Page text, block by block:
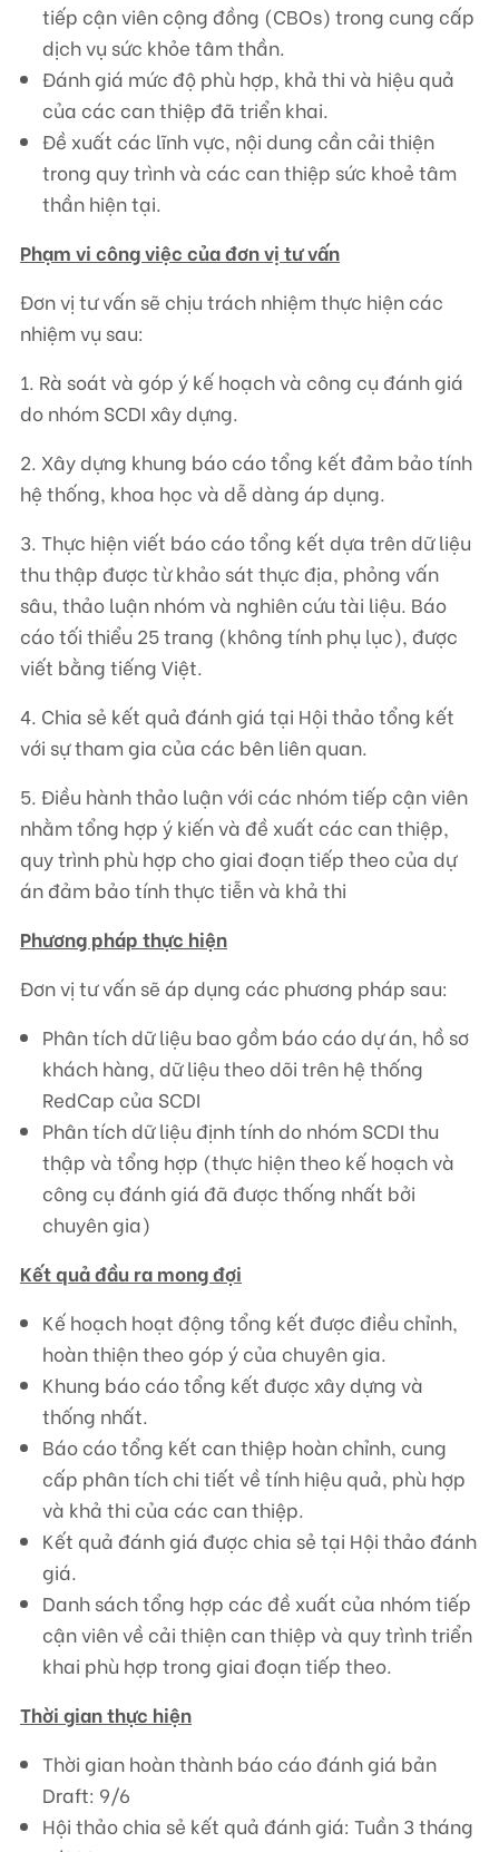
tiếp cận viên cộng đồng (CBOs) trong cung cấp
dịch vụ sức khỏe tâm thần.
Đánh giá mức độ phù hợp, khả thi và hiệu quả
của các can thiệp đã triển khai.
Đề xuất các lĩnh vực, nội dung cần cải thiện
trong quy trình và các can thiệp sức khoẻ tâm
thần hiện tại.
Phạm vi công việc của đơn vị tư vấn
Đơn vị tư vấn sẽ chịu trách nhiệm thực hiện các
nhiệm vụ sau:
1. Rà soát và góp ý kế hoạch và công cụ đánh giá
do nhóm SCDI xây dựng.
2. Xây dựng khung báo cáo tổng kết đảm bảo tính
hệ thống, khoa học và dễ dàng áp dụng.
3. Thực hiện viết báo cáo tổng kết dựa trên dữ liệu
thu thập được từ khảo sát thực địa, phỏng vấn
sâu, thảo luận nhóm và nghiên cứu tài liệu. Báo
cáo tối thiểu 25 trang (không tính phụ lục), được
viết bằng tiếng Việt.
4. Chia sẻ kết quả đánh giá tại Hội thảo tổng kết
với sự tham gia của các bên liên quan.
5. Điều hành thảo luận với các nhóm tiếp cận viên
nhằm tổng hợp ý kiến và đề xuất các can thiệp,
quy trình phù hợp cho giai đoạn tiếp theo của dự
án đảm bảo tính thực tiễn và khả thi
Phương pháp thực hiện
Đơn vị tư vấn sẽ áp dụng các phương pháp sau:
Phân tích dữ liệu bao gồm báo cáo dự án, hồ sơ
khách hàng, dữ liệu theo dõi trên hệ thống
RedCap của SCDI
Phân tích dữ liệu định tính do nhóm SCDI thu
thập và tổng hợp (thực hiện theo kế hoạch và
công cụ đánh giá đã được thống nhất bởi
chuyên gia)
Kết quả đầu ra mong đợi
Kế hoạch hoạt động tổng kết được điều chỉnh,
hoàn thiện theo góp ý của chuyên gia.
Khung báo cáo tổng kết được xây dựng và
thống nhất.
Báo cáo tổng kết can thiệp hoàn chỉnh, cung
cấp phân tích chi tiết về tính hiệu quả, phù hợp
và khả thi của các can thiệp.
Kết quả đánh giá được chia sẻ tại Hội thảo đánh
giá.
Danh sách tổng hợp các đề xuất của nhóm tiếp
cận viên về cải thiện can thiệp và quy trình triển
khai phù hợp trong giai đoạn tiếp theo.
Thời gian thực hiện
Thời gian hoàn thành báo cáo đánh giá bản
Draft: 9/6
Hội thảo chia sẻ kết quả đánh giá: Tuần 3 tháng